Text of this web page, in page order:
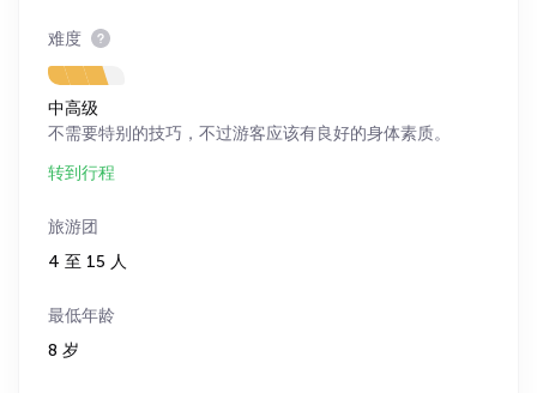
难度
中高级
不需要特别的技巧，不过游客应该有良好的身体素质。
转到行程
旅游团
4 至 15 人
最低年龄
8 岁